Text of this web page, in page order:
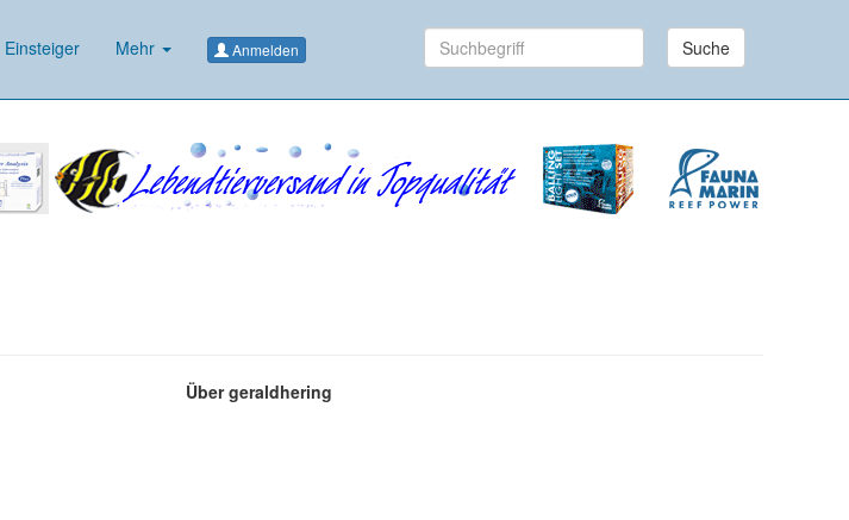
Einsteiger Mehr Anmelden Suche
Über geraldhering